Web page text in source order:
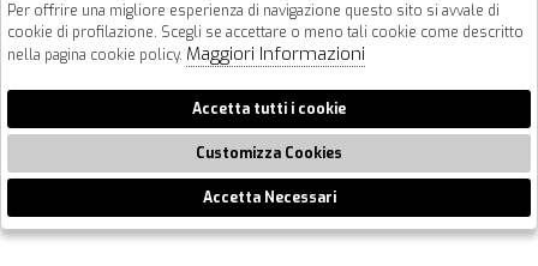
info@bigbagshoponline.it
follow us
2026 BigBag - P.iva : 00916940679 Powered by
🍪
Per offrire una migliore esperienza di navigazione questo sito si avvale di
cookie di profilazione. Scegli se accettare o meno tali cookie come descritto
nella pagina cookie policy. Maggiori Informazioni
Accetta tutti i cookie
Customizza Cookies
Accetta Necessari